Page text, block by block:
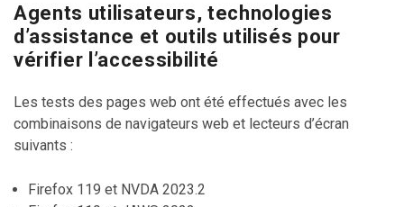
Agents utilisateurs, technologies
d’assistance et outils utilisés pour
vérifier l’accessibilité
Les tests des pages web ont été effectués avec les
combinaisons de navigateurs web et lecteurs d’écran
suivants :
Firefox 119 et NVDA 2023.2